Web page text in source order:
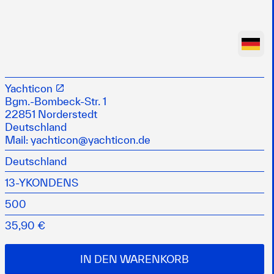
zugeführt
und Schlammbildung in Tanks, Leitungen und
durch Wasserschäden
in Dieseltanks vor
H412
Yachticon
Bgm.-Bombeck-Str. 1
22851 Norderstedt
Deutschland
Mail: yachticon@yachticon.de
Deutschland
13-YKONDENS
500
35,90 €
IN DEN WARENKORB